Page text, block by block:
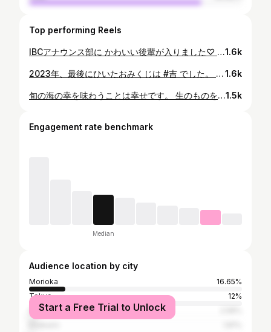
Top performing Reels
IBCアナウンス部に かわいい後輩が入りました♡ #徳岡伶美 アナウンサーです！ #神奈川出身 #食べるの好き など共通点が多くて おしゃべりが楽しいです🥰 これから一緒にがんばろう！！ なぜか紅しょうがを持ち上げる #大塚富夫 アナウンサー。 #IBC岩手放送 #岩手 #盛岡 #うし亭 #じゃじゃおいけん #じゃじゃ麺 #アナウンサー #今井日奈子1.6k
2023年、最後にひいたおみくじは #吉 でした。 周りの方の支えにより 毎日お仕事に励むことができた一年でした。 関わった全ての方に感謝しています。 来年は、もう少し 自分が誰かを支えられるよう… 成長していきたいです。 #盛岡八幡宮 #お詣り #幸先詣 #おみくじ #IBC岩手放送 #アナウンサー #今井日奈子1.6k
旬の海の幸を味わうことは幸せです。 生のものを食べると 揚げ物が食べたくなり…のエンドレス。 ちなみに今日11/21は #カキフライの日 ですね🦪 #時差投稿 #岩手 #盛岡 #お鮨 #盛岡グルメ #お刺身 #カキフライ #芋の子汁 #アナウンサー #今井日奈子1.5k
Engagement rate benchmark
Median
Audience location by city
Morioka
16.65%
Tokyo
12%
Sendai
Start a Free Trial to Unlock